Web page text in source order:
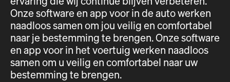
Onze software en app voor in de auto werken
naadloos samen om jou veilig en comfortabel
naar je bestemming te brengen. Onze software
en app voor in het voertuig werken naadloos
samen om u veilig en comfortabel naar uw
bestemming te brengen.